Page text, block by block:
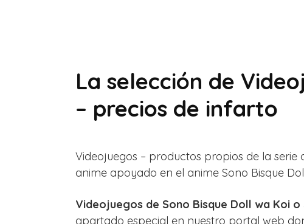
La selección de
– precios de infarto
Videojuegos – productos propios de la serie
anime apoyado en el anime Sono Bisque
Videojuegos de Sono Bisque Doll wa Koi o
apartado especial en nuestro portal web